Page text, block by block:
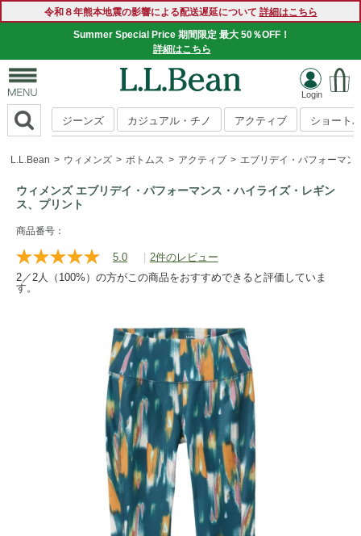
令和８年熊本地震の影響による配送遅延について 詳細はこちら
Summer Special Price 期間限定 最大 50％OFF！
詳細はこちら
ジーンズ カジュアル・チノ アクティブ ショート
L.L.Bean ウィメンズ ボトムス アクティブ エブリデイ・パフォーマ
ウィメンズ エブリデイ・パフォーマンス・ハイライズ・レギン
ス、プリント
https://www.llbean.co.jp/womens/bottoms/active-
bottoms/g/1000161832.html
商品番号：
5.0
レ
ビ
読
む.
同
じ
ペ
ー
ジ
の
リ
ン
ク。
| 2件のレビュー
2／2人（100%）の方がこの商品をおすすめできると評価していま
す。